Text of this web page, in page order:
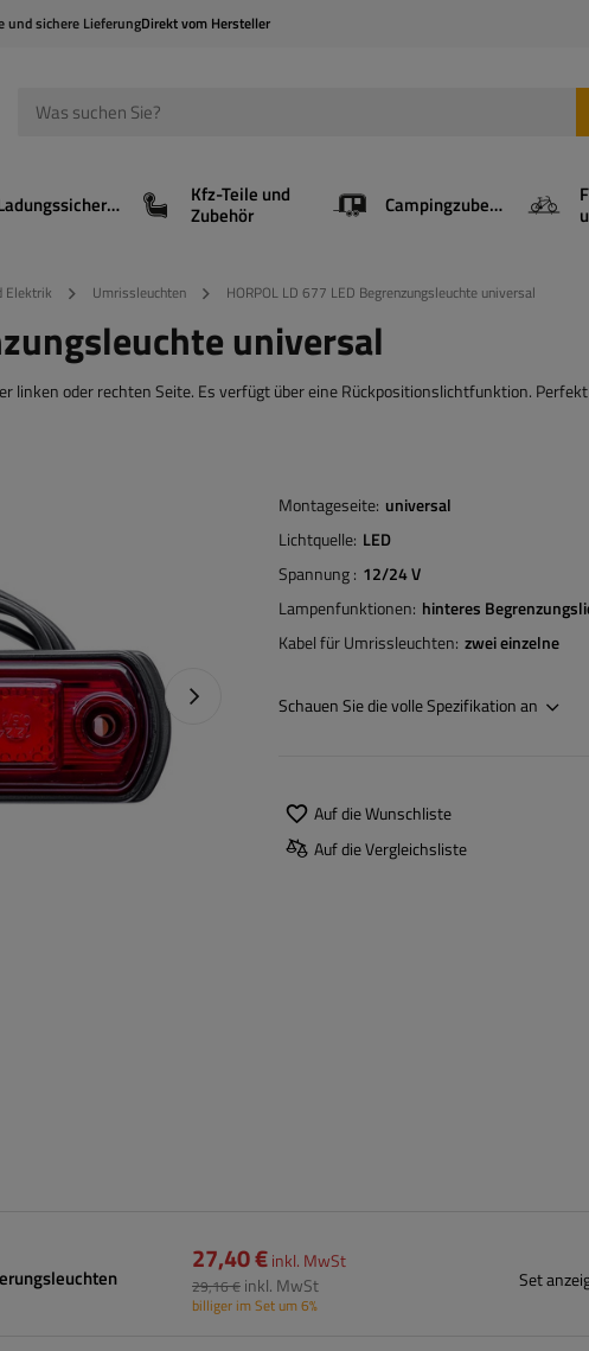
und sichere LieferungDirekt vom Hersteller
Ladungssicherung Kfz-Teile und
Zubehör Campingzubehör
Elektrik Umrissleuchten HORPOL LD 677 LED Begrenzungsleuchte universal
universal
linken oder rechten Seite. Es verfügt über eine Rückpositionslichtfunktion.
Nächstes Foto
Montageseite universal
Lichtquelle LED
Spannung 12/24 V
Lampenfunktionen hinteres
Kabel für Umrissleuchten zwei einzelne
Schauen Sie die volle Spezifikation an
Auf die Wunschliste
Auf die Vergleichsliste
27,40 €inkl. MwSt
29,16 € inkl. MwSt
billiger im Set um 6%
Set